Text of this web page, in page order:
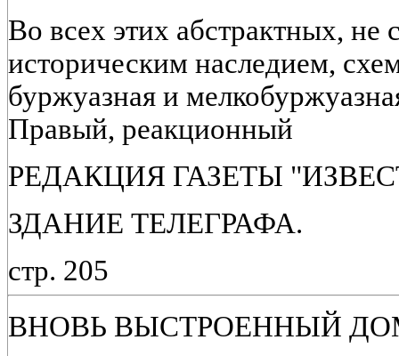
Во всех этих абстрактных, не
историческим наследием,
буржуазная и
Правый, реакционный
РЕДАКЦИЯ ГАЗЕТЫ
ЗДАНИЕ ТЕЛЕГРАФА.
стр. 205
ВНОВЬ ВЫСТРОЕННЫЙ